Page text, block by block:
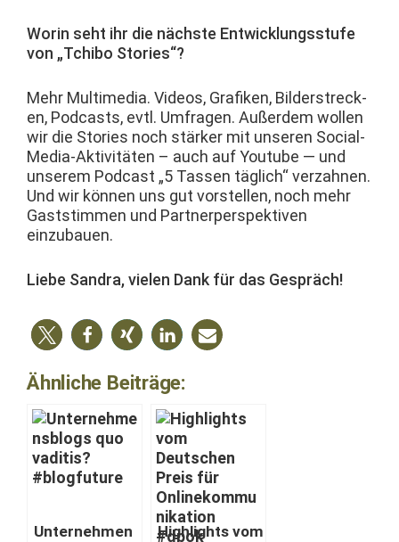
Worin seht ihr die näch­ste Entwick­lungsstufe
von „Tchi­bo Stories“?
Mehr Mul­ti­me­dia. Videos, Grafiken, Bilder­streck­
en, Pod­casts, evtl. Umfra­gen. Außer­dem wollen
wir die Sto­ries noch stärk­er mit unseren Social-
Media-Aktiv­itäten – auch auf Youtube — und
unserem Pod­cast „5 Tassen täglich“ verzah­nen.
Und wir kön­nen uns gut vorstellen, noch mehr
Gast­stim­men und Part­ner­per­spek­tiv­en
einzubauen.
Liebe San­dra, vie­len Dank für das Gespräch!
Ähnliche Beiträge:
Unternehmen High­lights vom